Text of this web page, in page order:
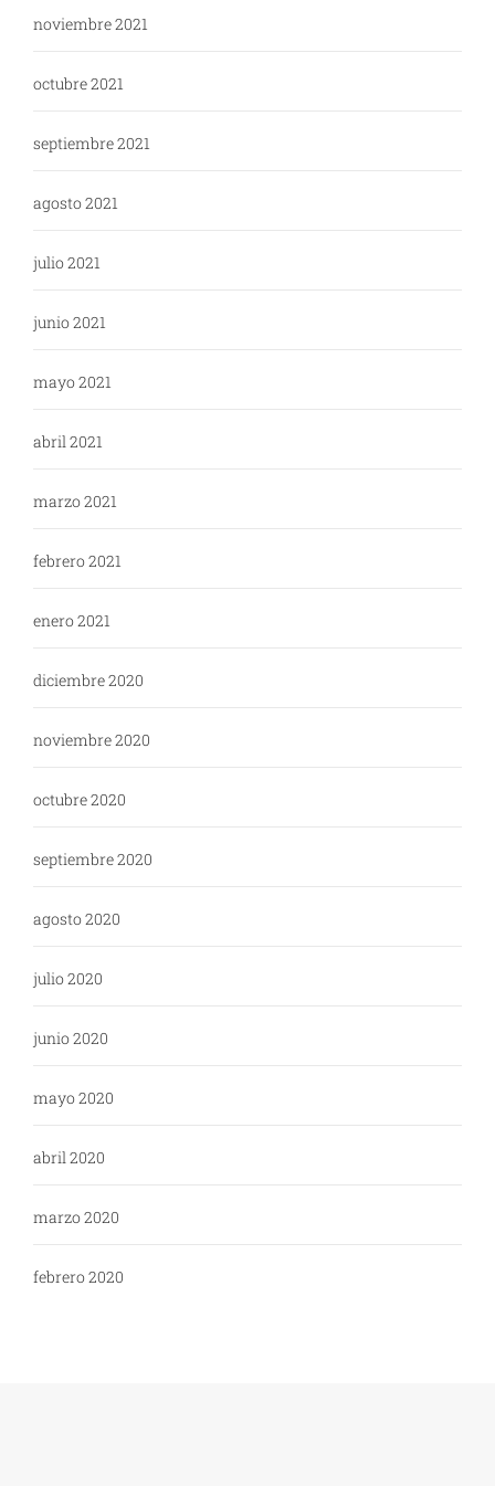
noviembre 2021
octubre 2021
septiembre 2021
agosto 2021
julio 2021
junio 2021
mayo 2021
abril 2021
marzo 2021
febrero 2021
enero 2021
diciembre 2020
noviembre 2020
octubre 2020
septiembre 2020
agosto 2020
julio 2020
junio 2020
mayo 2020
abril 2020
marzo 2020
febrero 2020